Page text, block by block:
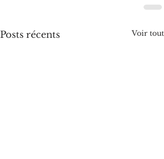
Posts récents Voir tout